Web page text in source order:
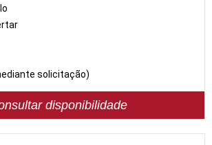
solicitação)
disponibilidade